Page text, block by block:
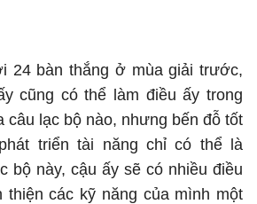
24 bàn thắng ở mùa giải trước,
cũng có thể làm điều ấy trong
câu lạc bộ nào, nhưng bến đỗ tốt
triển tài năng chỉ có thể là
bộ này, cậu ấy sẽ có nhiều điều
thiện các kỹ năng của mình một